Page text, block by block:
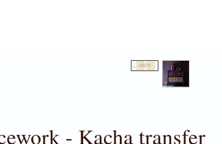
- Kacha transfer